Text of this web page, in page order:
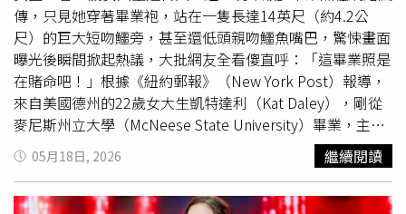
與林珈安組成螢幕情侶「豪美戀」，受到不少粉絲喜愛，兩
人也將戲裡的好感情延續至戲外，互動逐漸升溫。之後他被
拍到與林珈安一同出入住處，女方甚至曾帶著媽媽與弟弟與
他一起看電影，散場後兩人再單獨離開，被目擊手牽手散步
聊天，隨後一同返回男方住處，直到清晨時分女方都未再現
身。本刊曾在2019年直擊郭雪芙甜蜜挽著孫其君去買生活
用品。（圖／本刊攝影組）孫其君與郭雪芙2019年因合作
《我們不能是朋友》傳出假戲真做，不過戀情曝光初期，孫
其君卻被爆出在大陸早有一名交往中的正牌女友，也讓郭雪
傳，只見她穿著畢業袍，站在一隻長達14英尺（約4.2公
尺）的巨大短吻鱷旁，甚至還低頭親吻鱷魚嘴巴，驚悚畫面
曝光後瞬間掀起熱議，大批網友全看傻直呼：「這畢業照是
在賭命吧！」根據《紐約郵報》（New York Post）報導，
來自美國德州的22歲女大生凱特達利（Kat Daley），剛從
麥尼斯州立大學（McNeese State University）畢業，主修
自然科學相關領域。不過她沒有選擇一般制式畢業照，而是
直接找來一隻名為「Big Al」的大型短吻鱷入鏡，拍下一系
列超衝擊畫面。從曝光照片可見，凱特身穿深藍色禮服與學
05月18日, 2026 繼續閱讀